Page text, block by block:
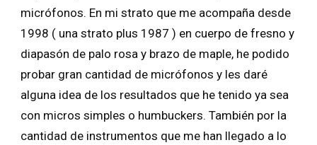
micrófonos. En mi strato que me acompaña desde
1998 ( una strato plus 1987 ) en cuerpo de fresno y
diapasón de palo rosa y brazo de maple, he podido
probar gran cantidad de micrófonos y les daré
alguna idea de los resultados que he tenido ya sea
con micros simples o humbuckers. También por la
cantidad de instrumentos que me han llegado a lo